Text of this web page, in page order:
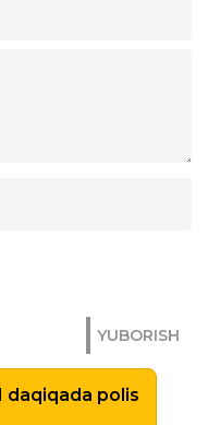
YUBORISH
daqiqada polis